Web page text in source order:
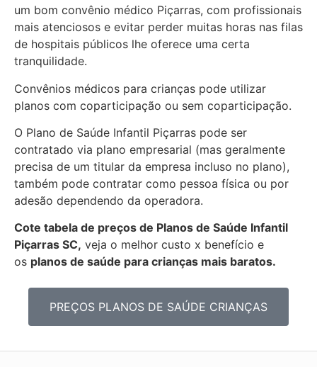
um bom convênio médico Piçarras, com profissionais
mais atenciosos e evitar perder muitas horas nas filas
de hospitais públicos lhe oferece uma certa
tranquilidade.
Convênios médicos para crianças pode utilizar
planos com coparticipação ou sem coparticipação.
O Plano de Saúde Infantil Piçarras pode ser
contratado via plano empresarial (mas geralmente
precisa de um titular da empresa incluso no plano),
também pode contratar como pessoa física ou por
adesão dependendo da operadora.
Cote tabela de preços de Planos de Saúde Infantil
Piçarras SC, veja o melhor custo x benefício e
os planos de saúde para crianças mais baratos.
PREÇOS PLANOS DE SAÚDE CRIANÇAS